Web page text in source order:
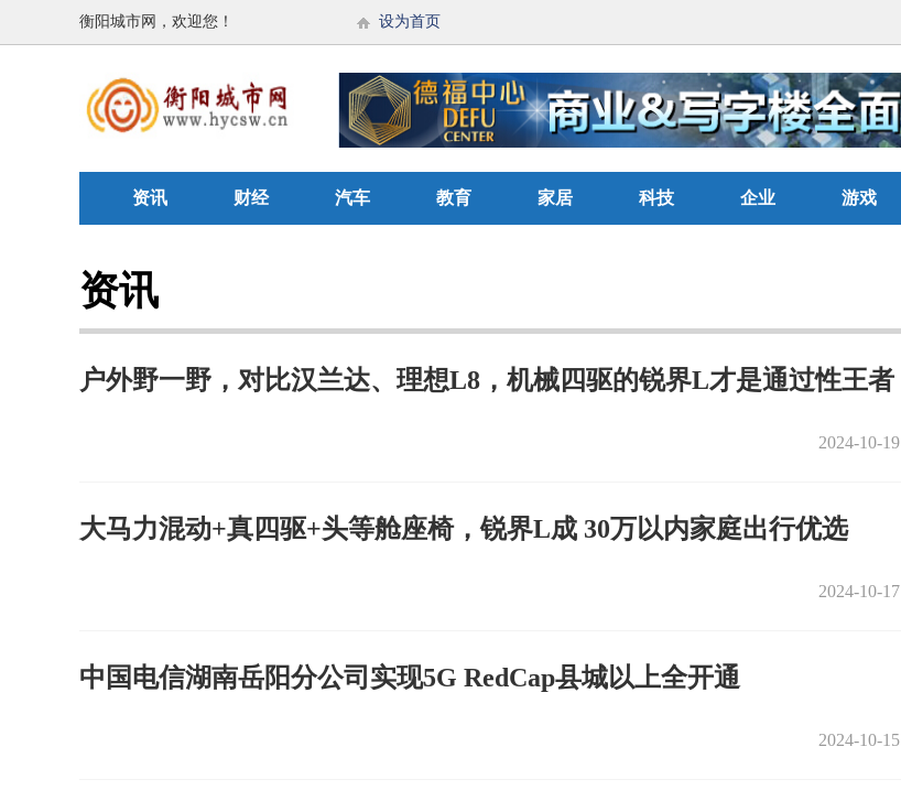
衡阳城市网，欢迎您！ 设为首页
资讯 财经 汽车 教育 家居 科技 企业 游戏
资讯
户外野一野，对比汉兰达、理想L8，机械四驱的锐界L才是通过性王者
2024-10-19
大马力混动+真四驱+头等舱座椅，锐界L成 30万以内家庭出行优选
2024-10-17
中国电信湖南岳阳分公司实现5G RedCap县城以上全开通
2024-10-15